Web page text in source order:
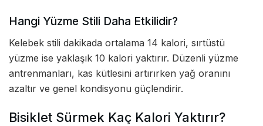
Hangi Yüzme Stili Daha Etkilidir?
Kelebek stili dakikada ortalama 14 kalori, sırtüstü
yüzme ise yaklaşık 10 kalori yaktırır. Düzenli yüzme
antrenmanları, kas kütlesini artırırken yağ oranını
azaltır ve genel kondisyonu güçlendirir.
Bisiklet Sürmek Kaç Kalori Yaktırır?